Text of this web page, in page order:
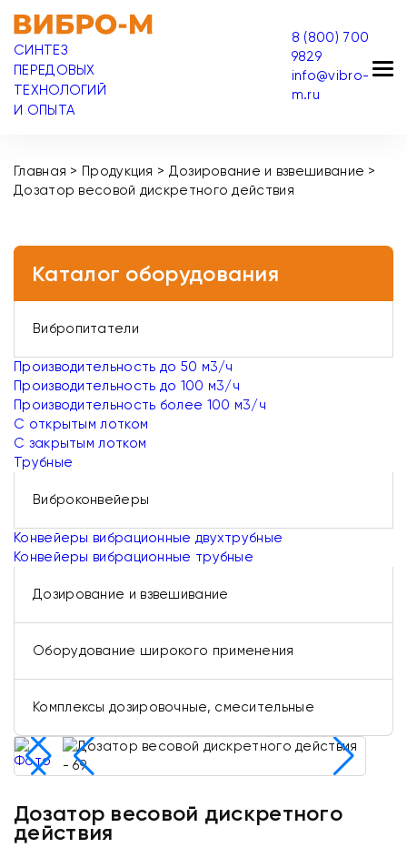
СИНТЕЗ
ПЕРЕДОВЫХ
ТЕХНОЛОГИЙ
И ОПЫТА
8 (800) 700
9829
info@vibro-
m.ru
Главная > Продукция > Дозирование и взвешивание >
Дозатор весовой дискретного действия
Каталог оборудования
Вибропитатели
Производительность до 50 м3/ч
Производительность до 100 м3/ч
Производительность более 100 м3/ч
С открытым лотком
С закрытым лотком
Трубные
Виброконвейеры
Конвейеры вибрационные двухтрубные
Конвейеры вибрационные трубные
Дозирование и взвешивание
Оборудование широкого применения
Комплексы дозировочные, смесительные
Дозатор весовой дискретного
действия